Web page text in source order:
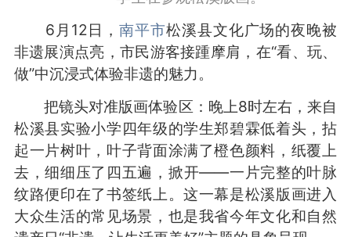
6月12日，南平市松溪县文化广场的夜晚被
非遗展演点亮，市民游客接踵摩肩，在“看、玩、
做”中沉浸式体验非遗的魅力。
把镜头对准版画体验区：晚上8时左右，来自
松溪县实验小学四年级的学生郑碧霖低着头，拈
起一片树叶，叶子背面涂满了橙色颜料，纸覆上
去，细细压了四五遍，掀开——一片完整的叶脉
纹路便印在了书签纸上。这一幕是松溪版画进入
大众生活的常见场景，也是我省今年文化和自然